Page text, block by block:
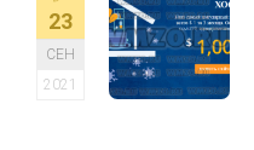
23
СЕН
2021